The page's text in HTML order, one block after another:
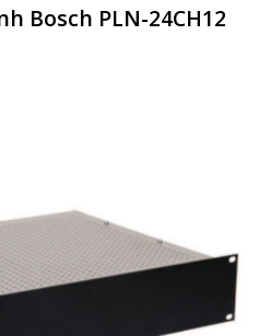
Bosch PLN-24CH12